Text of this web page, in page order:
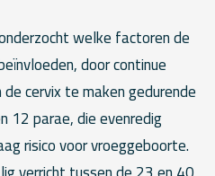
welke factoren de
door continue
cervix te maken gedurende
12 parae, die evenredig
risico voor vroeggeboorte.